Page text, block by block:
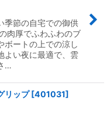
季節の自宅での御供
肉厚でふわふわのブ
ボートの上での涼し
よい夜に最適で、雲
…
リップ [401031]